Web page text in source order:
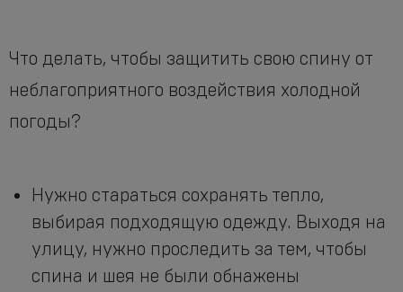
Что делать, чтобы защитить свою спину от
неблагоприятного воздействия холодной
погоды?
Нужно стараться сохранять тепло,
выбирая подходящую одежду. Выходя на
улицу, нужно проследить за тем, чтобы
спина и шея не были обнажены